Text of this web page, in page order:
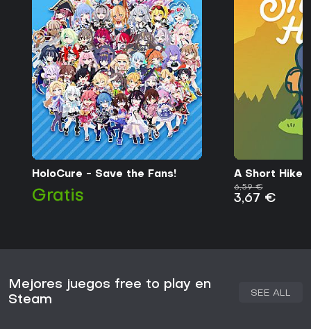
HoloCure - Save the Fans!
Gratis
A Short Hike
6,59 €
3,67 €
Mejores juegos free to play en
Steam
SEE ALL